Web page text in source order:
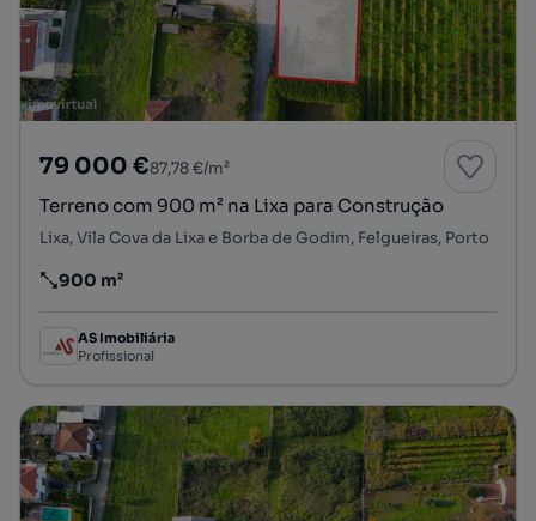
79 000 €87,78 €/m²
Terreno com 900 m² na Lixa para Construção
Lixa, Vila Cova da Lixa e Borba de Godim, Felgueiras, Porto
Preço por metro quadrado
900 m²
AS Imobiliária
Profissional